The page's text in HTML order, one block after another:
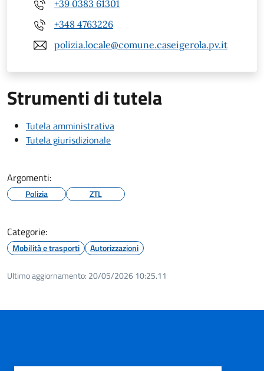
+39 0383 61301
+348 4763226
polizia.locale@comune.caseigerola.pv.it
Strumenti di tutela
Tutela amministrativa
Tutela giurisdizionale
Argomenti:
Polizia ZTL
Categorie:
Mobilità e trasporti Autorizzazioni
Ultimo aggiornamento: 20/05/2026 10:25.11